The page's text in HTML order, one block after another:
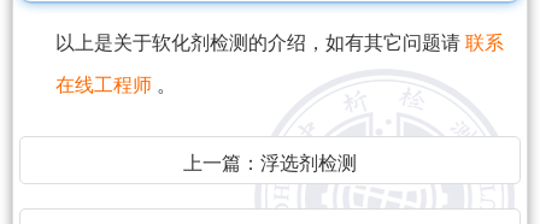
以上是关于软化剂检测的介绍，如有其它问题请 联系
在线工程师 。
上一篇： 浮选剂检测